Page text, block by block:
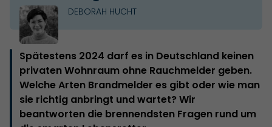
DEBORAH HUCHT
Spätestens 2024 darf es in Deutschland keinen
privaten Wohnraum ohne Rauchmelder geben.
Welche Arten Brandmelder es gibt oder wie man
sie richtig anbringt und wartet? Wir
beantworten die brennendsten Fragen rund um